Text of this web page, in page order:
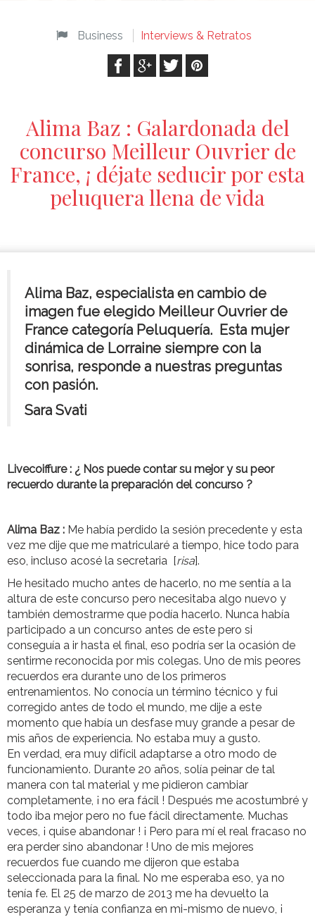
Business Interviews & Retratos
Alima Baz : Galardonada del
concurso Meilleur Ouvrier de
France, ¡ déjate seducir por esta
peluquera llena de vida
Alima Baz, especialista en cambio de
imagen fue elegido Meilleur Ouvrier de
France categoría Peluquería. Esta mujer
dinámica de Lorraine siempre con la
sonrisa, responde a nuestras preguntas
con pasión.
Sara Svati
Livecoiffure : ¿ Nos puede contar su mejor y su peor
recuerdo durante la preparación del concurso ?
Alima Baz : Me había perdido la sesión precedente y esta
vez me dije que me matricularé a tiempo, hice todo para
eso, incluso acosé la secretaria [risa].
He hesitado mucho antes de hacerlo, no me sentía a la
altura de este concurso pero necesitaba algo nuevo y
también demostrarme que podía hacerlo. Nunca había
participado a un concurso antes de este pero si
conseguía a ir hasta el final, eso podría ser la ocasión de
sentirme reconocida por mis colegas. Uno de mis peores
recuerdos era durante uno de los primeros
entrenamientos. No conocía un término técnico y fui
corregido antes de todo el mundo, me dije a este
momento que había un desfase muy grande a pesar de
mis años de experiencia. No estaba muy a gusto.
En verdad, era muy difícil adaptarse a otro modo de
funcionamiento. Durante 20 años, solía peinar de tal
manera con tal material y me pidieron cambiar
completamente, ¡ no era fácil ! Después me acostumbré y
todo iba mejor pero no fue fácil directamente. Muchas
veces, ¡ quise abandonar ! ¡ Pero para mí el real fracaso no
era perder sino abandonar ! Uno de mis mejores
recuerdos fue cuando me dijeron que estaba
seleccionada para la final. No me esperaba eso, ya no
tenía fe. El 25 de marzo de 2013 me ha devuelto la
esperanza y tenía confianza en mi-mismo de nuevo, ¡